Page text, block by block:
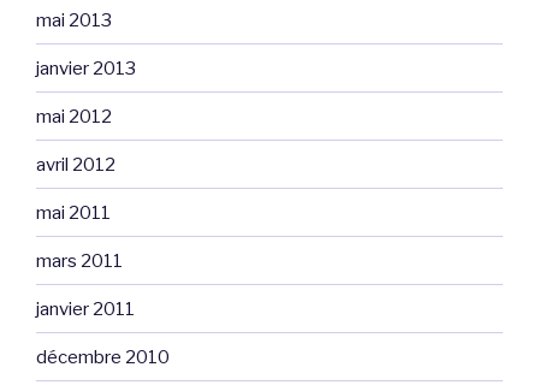
mai 2013
janvier 2013
mai 2012
avril 2012
mai 2011
mars 2011
janvier 2011
décembre 2010